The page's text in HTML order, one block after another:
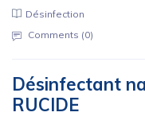
Désinfection
Comments (0)
Désinfectant
RUCIDE